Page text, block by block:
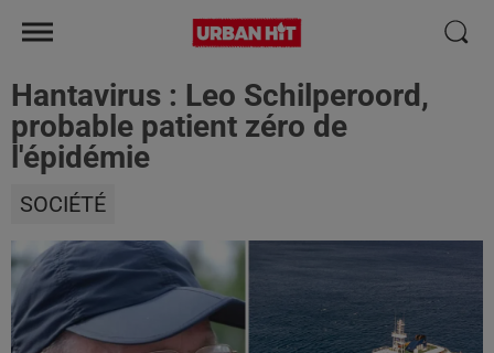
Hantavirus : Leo Schilperoord,
probable patient zéro de
l'épidémie
SOCIÉTÉ